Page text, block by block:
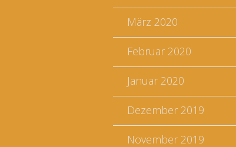
März 2020
Februar 2020
Januar 2020
Dezember 2019
November 2019